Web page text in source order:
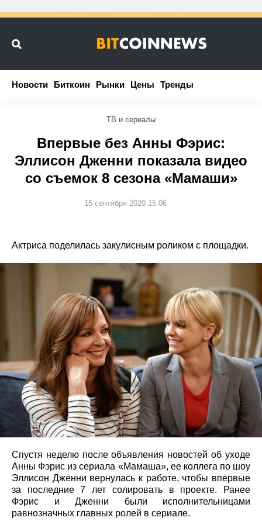
Новости Биткоин Рынки Цены Тренды
Новости Биткоин Рынки Цены Тренды
ТВ и сериалы
Впервые без Анны Фэрис:
Эллисон Дженни показала видео
со съемок 8 сезона «Мамаши»
15 сентября 2020 15:06
Актриса поделилась закулисным роликом с площадки.
Спустя неделю после объявления новостей об уходе
Анны Фэрис из сериала «Мамаша», ее коллега по шоу
Эллисон Дженни вернулась к работе, чтобы впервые
за последние 7 лет солировать в проекте. Ранее
Фэрис и Дженни были исполнительницами
равнозначных главных ролей в сериале.